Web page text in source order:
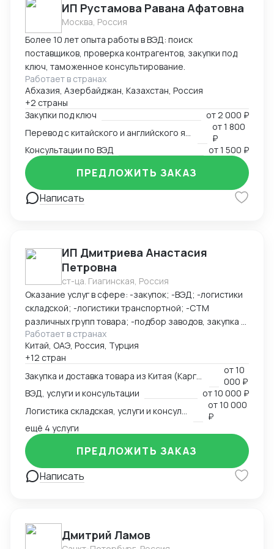
ИП Рустамова Равана Афатовна
Москва, Россия
Более 10 лет опыта работы в ВЭД: поиск
поставщиков, проверка контрагентов, закупки под
ключ, таможенное консультирование.
Работает в странах
Абхазия, Азербайджан, Казахстан, Россия
+2 страны
Закупки под ключ
от2 000 ₽
от1 800
₽
Консультации по ВЭД
от1 500 ₽
Написать
ПРЕДЛОЖИТЬ ЗАКАЗ
ИП Дмитриева Анастасия
Петровна
ст-ца. Гиагинская, Россия
Оказание услуг в сфере: -закупок; -ВЭД; -логистики
складской; -логистики транспортной; -СТМ
различных групп товара; -подбор заводов, закупка и
доставка товара из Китая (КАРГО и Белый ввоз)
Страны с которыми работаю по сей день: Европа,
США, ОАЭ, Турция, Китай, СНГ
Работает в странах
Китай, ОАЭ, Россия, Турция
+12 стран
от10
000 ₽
ВЭД, услуги и консультации
от10 000 ₽
от10 000
₽
ещё 4 услуги
Написать
ПРЕДЛОЖИТЬ ЗАКАЗ
Дмитрий Ламов